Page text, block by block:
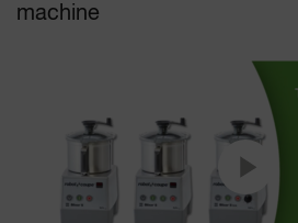
machine